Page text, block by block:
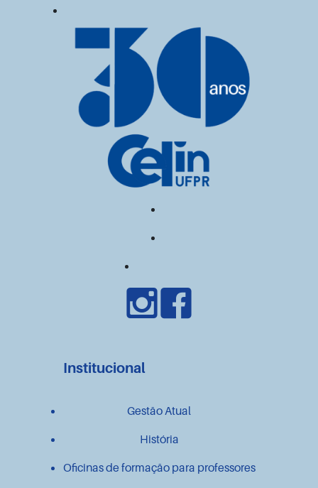
Institucional
Gestão Atual
História
Oficinas de formação para professores